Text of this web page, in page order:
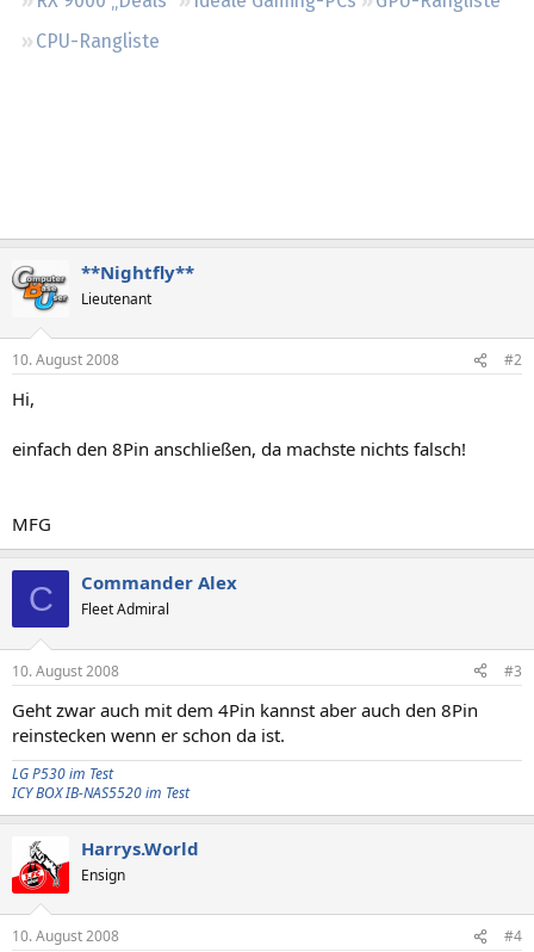
CPU-Rangliste
**Nightfly**
Lieutenant
10. August 2008 #2
Hi,
einfach den 8Pin anschließen, da machste nichts falsch!
MFG
C Commander Alex
Fleet Admiral
10. August 2008 #3
Geht zwar auch mit dem 4Pin kannst aber auch den 8Pin
reinstecken wenn er schon da ist.
LG P530 im Test
ICY BOX IB-NAS5520 im Test
Harrys.World
Ensign
10. August 2008 #4